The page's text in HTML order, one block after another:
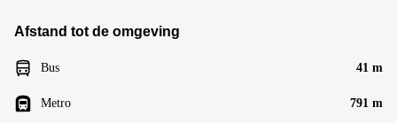
Afstand tot de omgeving
Bus 41 m
Metro 791 m